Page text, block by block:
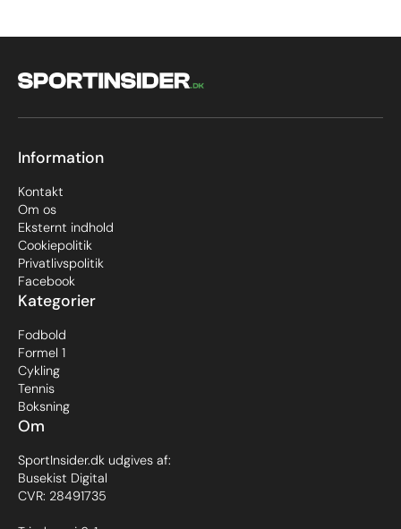
Om
SportInsider.dk udgives af:
Busekist Digital
CVR: 28491735
Kategorier
Fodbold
Formel 1
Cykling
Tennis
Boksning
Information
Kontakt
Om os
Eksternt indhold
Cookiepolitik
Privatlivspolitik
Facebook